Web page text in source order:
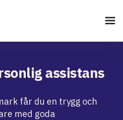
assistans
får du en trygg och
med goda